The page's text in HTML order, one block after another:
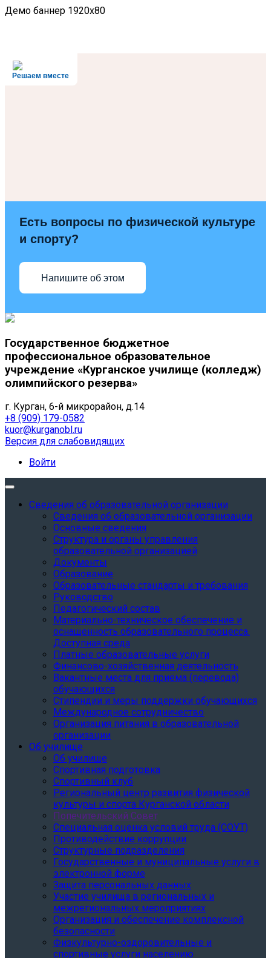
Демо баннер 1920x80
Решаем вместе
Есть вопросы по физической культуре
и спорту?
Напишите об этом
Государственное бюджетное
профессиональное образовательное
учреждение «Курганское училище (колледж)
олимпийского резерва»
г. Курган, 6-й микрорайон, д.14
+8 (909) 179-0582
kuor@kurganobl.ru
Версия для слабовидящих
Войти
Сведения об образовательной организации
Сведения об образовательной организации
Основные сведения
Структура и органы управления
образовательной организацией
Документы
Образование
Образовательные стандарты и требования
Руководство
Педагогический состав
Материально-техническое обеспечение и
оснащенность образовательного процесса.
Доступная среда
Платные образовательные услуги
Финансово-хозяйственная деятельность
Вакантные места для приёма (перевода)
обучающихся
Стипендии и меры поддержки обучающихся
Международное сотрудничество
Организация питания в образовательной
организации
Об училище
Об училище
Спортивная подготовка
Спортивный клуб
Региональный центр развития физической
культуры и спорта Курганской области
Попечительский Совет
Специальная оценка условий труда (СОУТ)
Противодействие коррупции
Структурные подразделения
Государственные и муниципальные услуги в
электронной форме
Защита персональных данных
Участие училища в региональных и
межрегиональных мероприятиях
Организация и обеспечение комплексной
безопасности
Физкультурно-оздоровительные и
спортивные услуги населению